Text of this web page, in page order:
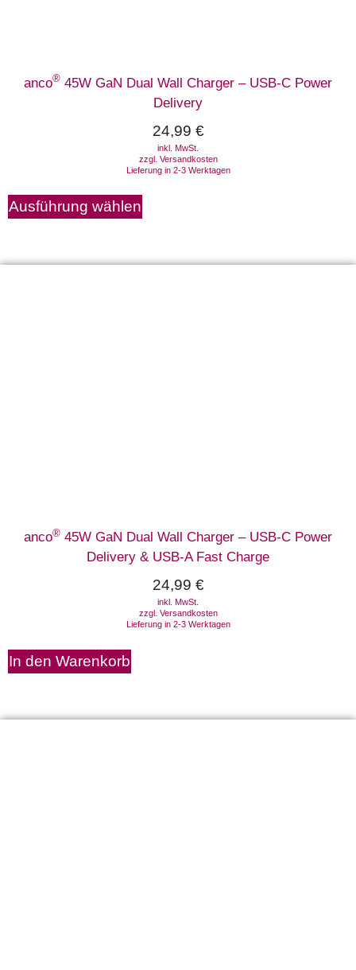
anco® 45W GaN Dual Wall Charger – USB-C Power
Delivery
24,99 €
inkl. MwSt.
zzgl. Versandkosten
Lieferung in 2-3 Werktagen
Ausführung wählen
anco® 45W GaN Dual Wall Charger – USB-C Power
Delivery & USB-A Fast Charge
24,99 €
inkl. MwSt.
zzgl. Versandkosten
Lieferung in 2-3 Werktagen
In den Warenkorb